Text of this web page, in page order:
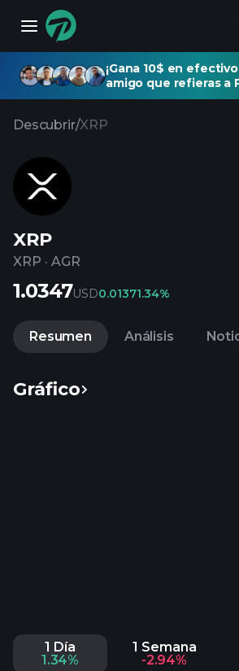
¡Gana 10$ en
amigo que refieras a
Descubrir/XRP
XRP
XRP · AGR
1.0347USD0.01371.34%
Resumen Análisis
Gráfico
1 Día
1.34%
1 Semana
-2.94%